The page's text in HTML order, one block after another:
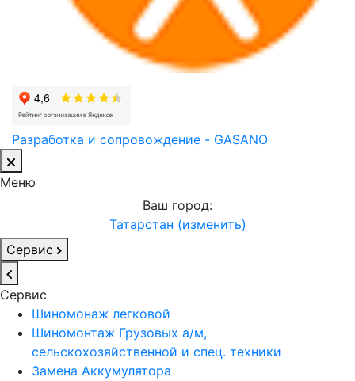
Разработка и сопровождение - GASANO
Меню
Ваш город:
Татарстан (изменить)
Сервис
Сервис
Шиномонаж легковой
Шиномонтаж Грузовых а/м,
сельскохозяйственной и спец. техники
Замена Аккумулятора